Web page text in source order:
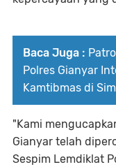
Baca Juga :
Polres Gianyar
Kamtibmas di
"Kami
Gianyar telah
Sespim Lemdiklat